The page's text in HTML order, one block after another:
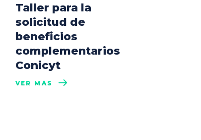
Taller para la
solicitud de
beneficios
complementarios
Conicyt
VER MÁS